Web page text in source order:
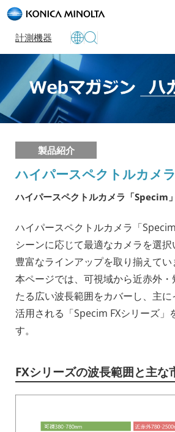
計測機器
製品紹介
ハイパースペクトルカメ
ハイパースペクトルカメラ「Specim
ハイパースペクトルカメラ「
シーンに応じて最適なカメラを選択
豊富なラインアップを取り揃えてい
本ページでは、可視域から近赤外
たる広い波長範囲をカバーし、主
活用される「Specim FXシリーズ」
す。
FXシリーズの波長範囲と主な